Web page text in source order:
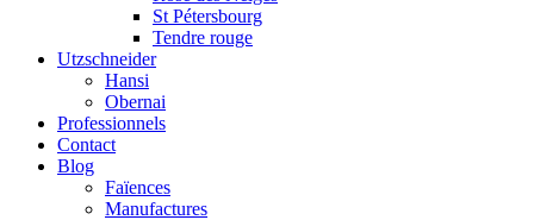
St Pétersbourg
Tendre rouge
Utzschneider
Hansi
Obernai
Professionnels
Contact
Blog
Faïences
Manufactures